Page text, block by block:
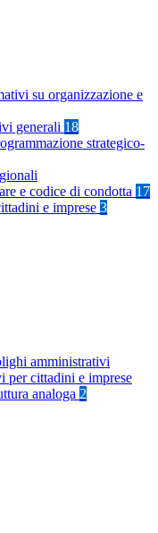
su organizzazione e
generali 18
strategico-
e codice di condotta 17
e imprese 3
amministrativi
per cittadini e imprese
analoga 2